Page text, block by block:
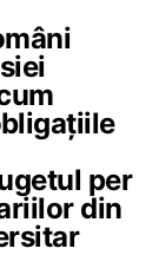
per
din